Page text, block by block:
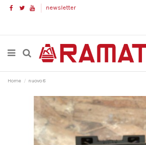
newsletter
Home nuovo 8